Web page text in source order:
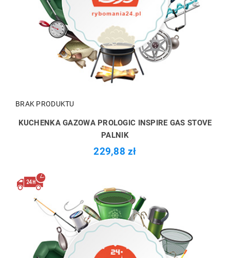
BRAK PRODUKTU
KUCHENKA GAZOWA PROLOGIC INSPIRE GAS STOVE
PALNIK
229,88 zł